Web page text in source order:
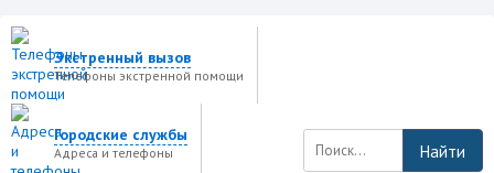
Экстренный вызов
Телефоны экстренной помощи
Городские службы
Адреса и телефоны Найти